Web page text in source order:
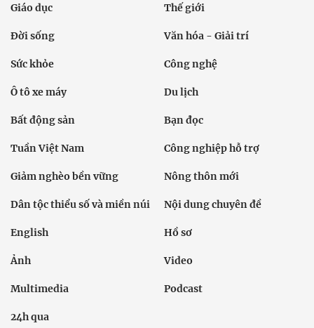
Giáo dục Thế giới
Đời sống Văn hóa - Giải trí
Sức khỏe Công nghệ
Ô tô xe máy Du lịch
Bất động sản Bạn đọc
Tuần Việt Nam Công nghiệp hỗ trợ
Giảm nghèo bền vững Nông thôn mới
Dân tộc thiểu số và miền núi Nội dung chuyên đề
English Hồ sơ
Ảnh Video
Multimedia Podcast
24h qua